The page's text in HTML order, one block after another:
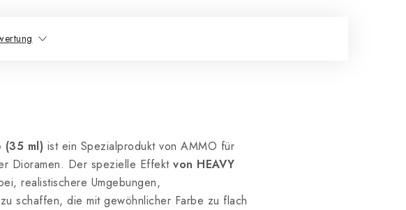
(35 ml) ist ein Spezialprodukt von AMMO für
Dioramen. Der spezielle Effekt von HEAVY
realistischere Umgebungen,
schaffen, die mit gewöhnlicher Farbe zu flach